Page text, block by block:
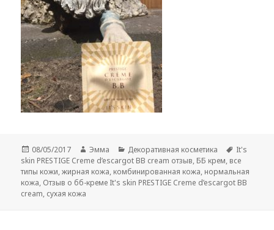
Опубликовано
08/05/2017 Автор
Эмма Рубрики
Декоративная косметика Метки
It's
skin PRESTIGE Creme d’escargot BB cream отзыв, ББ крем, все
типы кожи,жирная кожа, комбинированная кожа, нормальная
кожа, Отзыв о бб-креме It's skin PRESTIGE Creme d’escargot BB
cream, сухая кожа